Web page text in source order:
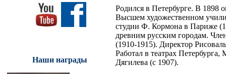
Наши награды
Родился в Петербурге. В 1898
Высшем художественном
студии Ф. Кормона в Париже
древним русским городам.
(1910-1915). Директор
Работал в театрах
Дягилева (с 1907).